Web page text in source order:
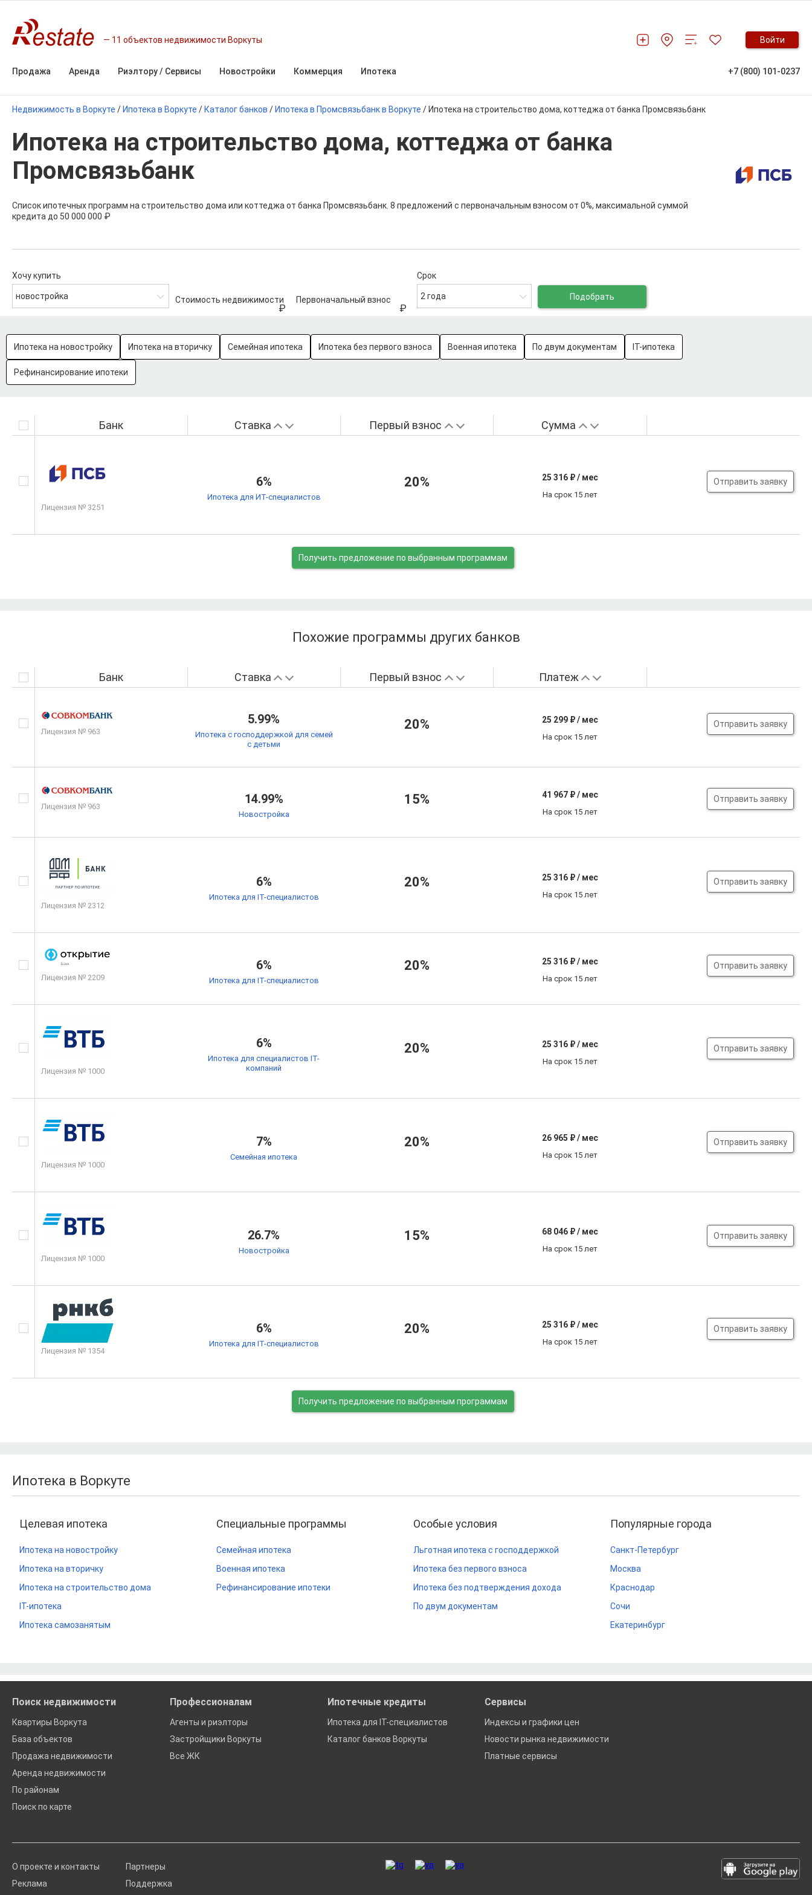
11 объектов недвижимости Воркуты Войти
Продажа Аренда Риэлтору / Сервисы Новостройки Коммерция Ипотека +7 (800) 101-0237
Недвижимость в Воркуте / Ипотека в Воркуте / Каталог банков / Ипотека в Промсвязьбанк в Воркуте / Ипотека на строительство дома, коттеджа от банка Промсвязьбанк
Ипотека на строительство дома, коттеджа от банка
Промсвязьбанк
Список ипотечных программ на строительство дома или коттеджа от банка Промсвязьбанк. 8 предложений с первоначальным взносом от 0%, максимальной суммой
кредита до 50 000 000 ₽
Хочу купить
новостройка Стоимость недвижимости Первоначальный взнос
Срок
2 года Подобрать
Ипотека на новостройку Ипотека на вторичку Семейная ипотека Ипотека без первого взноса Военная ипотека По двум документам IT-ипотека
Рефинансирование ипотеки
Банк Ставка Первый взнос Сумма
Лицензия № 3251
6%
Ипотека для ИТ-специалистов
20% 25 316₽ / мес
На срок 15 лет
Отправить заявку
Получить предложение по выбранным программам
Похожие программы других банков
Банк Ставка Первый взнос Платеж
Лицензия № 963
5.99%
Ипотека с господдержкой для семей
с детьми
20% 25 299₽ / мес
На срок 15 лет
Отправить заявку
Лицензия № 963
14.99%
Новостройка
15% 41 967₽ / мес
На срок 15 лет
Отправить заявку
Лицензия № 2312
6%
Ипотека для IT-специалистов
20% 25 316₽ / мес
На срок 15 лет
Отправить заявку
Лицензия № 2209
6%
Ипотека для IT-специалистов
20% 25 316₽ / мес
На срок 15 лет
Отправить заявку
Лицензия № 1000
6%
Ипотека для специалистов IT-
компаний
20% 25 316₽ / мес
На срок 15 лет
Отправить заявку
Лицензия № 1000
7%
Семейная ипотека
20% 26 965 ₽ / мес
На срок 15 лет
Отправить заявку
Лицензия № 1000
26.7%
Новостройка
15% 68 046₽ / мес
На срок 15 лет
Отправить заявку
Лицензия № 1354
6%
Ипотека для IT-специалистов
20% 25 316₽ / мес
На срок 15 лет
Отправить заявку
Получить предложение по выбранным программам
Ипотека в Воркуте
Целевая ипотека
Ипотека на новостройку
Ипотека на вторичку
Ипотека на строительство дома
IT-ипотека
Ипотека самозанятым
Специальные программы
Семейная ипотека
Военная ипотека
Рефинансирование ипотеки
Особые условия
Льготная ипотека с господдержкой
Ипотека без первого взноса
Ипотека без подтверждения дохода
По двум документам
Популярные города
Санкт-Петербург
Москва
Краснодар
Сочи
Екатеринбург
Поиск недвижимости
Квартиры Воркута
База объектов
Продажа недвижимости
Аренда недвижимости
По районам
Поиск по карте
Профессионалам
Агенты и риэлторы
Застройщики Воркуты
Все ЖК
Ипотечные кредиты
Ипотека для IT-специалистов
Каталог банков Воркуты
Сервисы
Индексы и графики цен
Новости рынка недвижимости
Платные сервисы
О проекте и контакты
Реклама
Партнеры
Поддержка